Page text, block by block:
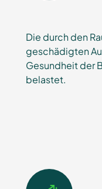
Die durch den
geschädigten
Gesundheit der
belastet.